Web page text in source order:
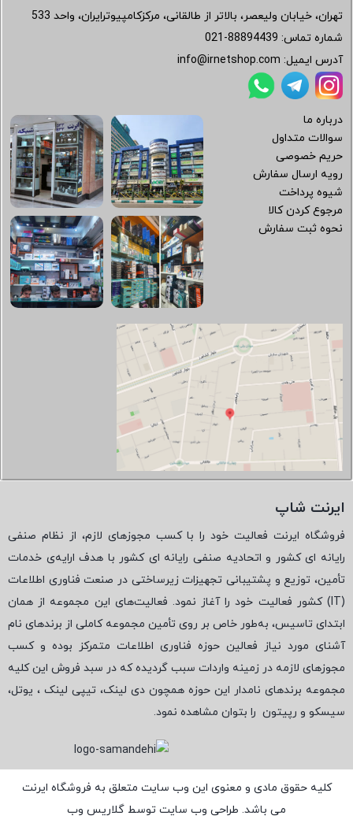
تهران، خیابان ولیعصر، بالاتر از طالقانی، مرکزکامپیوترایران، واحد 533
شماره تماس: 021-88894439
آدرس ایمیل: info@irnetshop.com
درباره ما
سوالات متداول
حریم خصوصی
رویه ارسال سفارش
شیوه پرداخت
مرجوع کردن کالا
نحوه ثبت سفارش
ایرنت شاپ
فروشگاه ایرنت فعالیت خود را با کسب مجوزهای لازم، از نظام صنفی
رایانه ای کشور و اتحادیه صنفی رایانه ای کشور با هدف ارایه‌ی خدمات
تأمین، توزیع و پشتیبانی تجهیزات زیرساختی در صنعت فناوری اطلاعات
(
IT) کشور فعالیت خود را آغاز نمود. فعالیت‌های این مجموعه از همان
ابتدای تاسیس، به‌طور خاص بر روی تأمین مجموعه کاملی از برندهای نام
آشنای مورد نیاز فعالین حوزه فناوری اطلاعات متمرکز بوده و کسب
مجوزهای لازمه در زمینه واردات سبب گردیده که در سبد فروش این کلیه
مجموعه برندهای نامدار این حوزه همچون دی لینک، تیپی لینک ، یوتل،
سیسکو و رپیتون را بتوان مشاهده نمود.
کلیه حقوق مادی و معنوی این وب سایت متعلق به فروشگاه ایرنت
می باشد. طراحی وب سایت توسط گلاریس وب